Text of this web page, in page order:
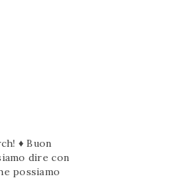
♦ Buon
dire con
possiamo